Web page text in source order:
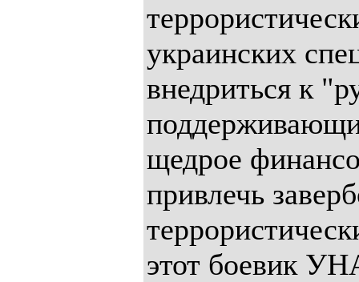
украинских
внедриться к
щедрое
привлечь
этот боевик